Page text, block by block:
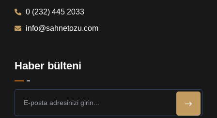
0 (232) 445 2033
info@sahnetozu.com
Haber bülteni